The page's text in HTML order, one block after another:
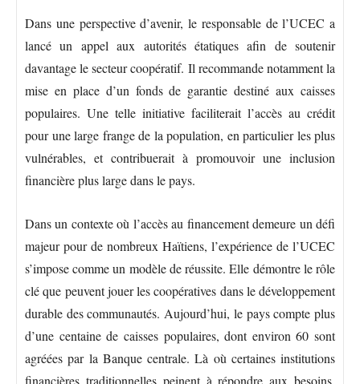
Dans une perspective d’avenir, le responsable de l’UCEC a
lancé un appel aux autorités étatiques afin de soutenir
davantage le secteur coopératif. Il recommande notamment la
mise en place d’un fonds de garantie destiné aux caisses
populaires. Une telle initiative faciliterait l’accès au crédit
pour une large frange de la population, en particulier les plus
vulnérables, et contribuerait à promouvoir une inclusion
financière plus large dans le pays.
Dans un contexte où l’accès au financement demeure un défi
majeur pour de nombreux Haïtiens, l’expérience de l’UCEC
s’impose comme un modèle de réussite. Elle démontre le rôle
clé que peuvent jouer les coopératives dans le développement
durable des communautés. Aujourd’hui, le pays compte plus
d’une centaine de caisses populaires, dont environ 60 sont
agréées par la Banque centrale. Là où certaines institutions
financières traditionnelles peinent à répondre aux besoins,